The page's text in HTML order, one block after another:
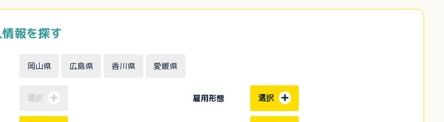
報を探す
岡山県 広島県 香川県 愛媛県
選択 雇用形態 選択